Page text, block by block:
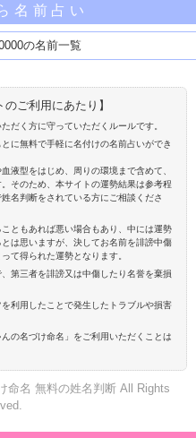
名前占い
の名前一覧
ご利用にあたり】
だく方に守っていただくルールです。
に無料で手軽に名付けの名前占いができ
液型をはじめ、周りの環境まで含めて、
そのため、本サイトの運勢結果は参考程
名判断をされている方にご相談くださ
ともあれば悪い場合もあり、中には運勢
は思いますが、決してお名前を誹謗中傷
て得られた運勢となります。
第三者を誹謗又は中傷したり名誉を棄損
利用したことで発生したトラブルや損害
の名づけ命名」をご利用いただくことは
命名 無料の姓名判断 All Rights